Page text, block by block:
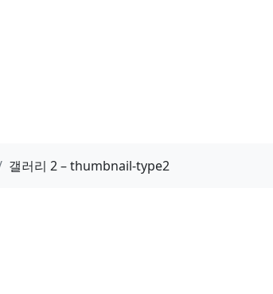
갤러리 2 – thumbnail-type2